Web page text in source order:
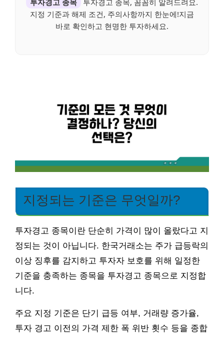
지정 기준과 해제 조건, 주의사항까지 한눈에!지금
바로 확인하고 현명한 투자하세요.
지정되는 기준은 무엇일까?
투자경고 종목이란 단순히 가격이 많이 올랐다고 지
정되는 것이 아닙니다. 한국거래소는 주가 급등락의
이상 징후를 감지하고 투자자 보호를 위해 일정한
기준을 충족하는 종목을 투자경고 종목으로 지정합
니다.
주요 지정 기준은 단기 급등 여부, 거래량 증가율,
투자 경고 이전의 가격 제한 폭 위반 횟수 등을 종합